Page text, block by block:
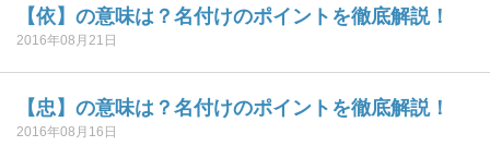
【依】の意味は？名付けのポイントを徹底解説！
2016年08月21日
【忠】の意味は？名付けのポイントを徹底解説！
2016年08月16日